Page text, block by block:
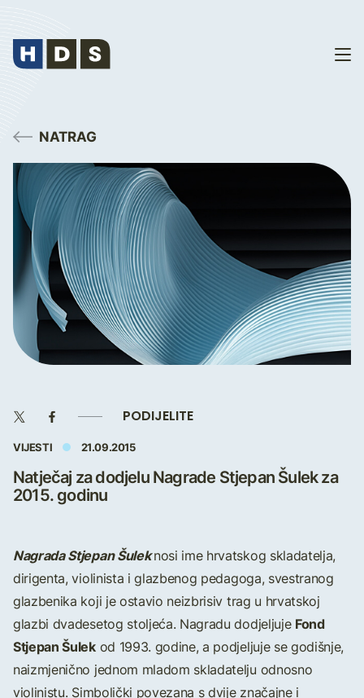
NATRAG
PODIJELITE
VIJESTI 21.09.2015
Natječaj za dodjelu Nagrade Stjepan Šulek za
2015. godinu
Nagrada Stjepan Šuleknosi ime hrvatskog skladatelja,
dirigenta, violinista i glazbenog pedagoga, svestranog
glazbenika koji je ostavio neizbrisiv trag u hrvatskoj
glazbi dvadesetog stoljeća. Nagradu dodjeljuje Fond
Stjepan Šulekod 1993. godine, a podjeljuje se godišnje,
naizmjenično jednom mladom skladatelju odnosno
violinistu. Simbolički povezana s dvije značajne i